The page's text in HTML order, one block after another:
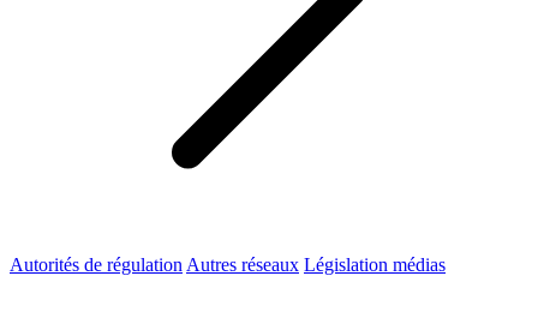
Autorités de régulation Autres réseaux Législation médias